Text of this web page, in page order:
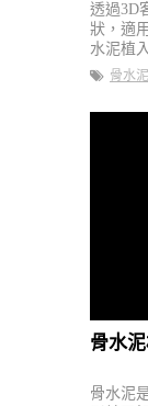
透過3D
狀，適
水泥植
骨水
骨水
骨水泥